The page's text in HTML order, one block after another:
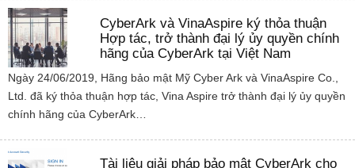
CyberArk và VinaAspire ký thỏa thuận
Hợp tác, trở thành đại lý ủy quyền chính
hãng của CyberArk tại Việt Nam
Ngày 24/06/2019, Hãng bảo mật Mỹ Cyber Ark và VinaAspire Co.,
Ltd. đã ký thỏa thuận hợp tác, Vina Aspire trở thành đại lý ủy quyền
chính hãng của CyberArk…
Tài liệu giải pháp bảo mật CyberArk cho